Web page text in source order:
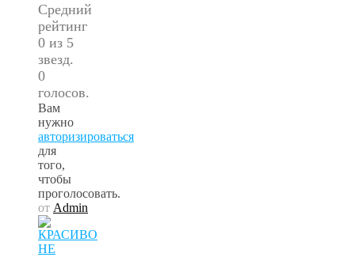
Средний
рейтинг
0 из 5
звезд.
0
голосов.
Вам
нужно
авторизироваться
для
того,
чтобы
проголосовать.
от Admin